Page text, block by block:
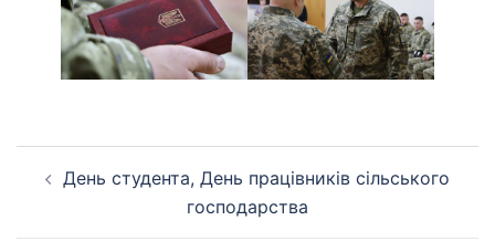
по
День студента, День працівників сільського
господарства